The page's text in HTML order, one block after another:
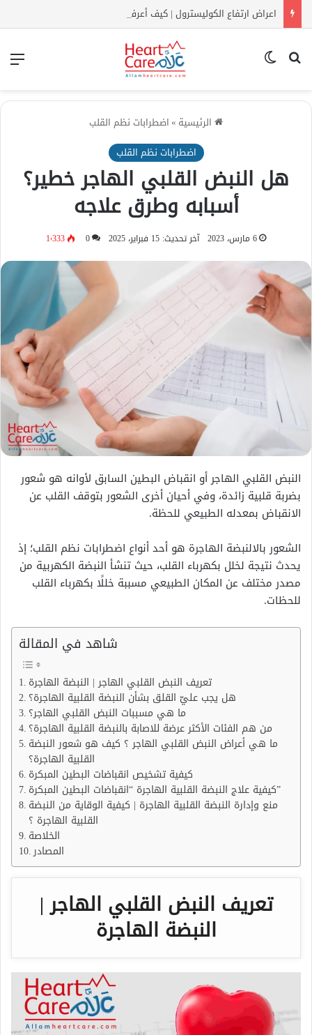
بحث عن
الرئيسية »اضطرابات نظم القلب
اضطرابات نظم القلب
هل النبض القلبي الهاجر خطير؟
أسبابه وطرق علاجه
6 مارس، 2023 آخر تحديث: 15 فبراير، 2025 0 1٬333
النبض القلبي الهاجر أو انقباض البطين السابق لأوانه هو شعور
بضربة قلبية زائدة، وفي أحيان أخرى الشعور بتوقف القلب عن
الانقباض بمعدله الطبيعي للحظة.
الشعور بالالنبضة الهاجرة هو أحد أنواع اضطرابات نظم القلب؛ إذ
يحدث نتيجة لخلل بكهرباء القلب، حيث تنشأ النبضة الكهربية من
مصدر مختلف عن المكان الطبيعي مسببة خللًا بكهرباء القلب
للحظات.
شاهد في المقالة
تعريف النبض القلبي الهاجر | النبضة الهاجرة
هل يجب عليّ القلق بشأن النبضة القلبية الهاجرة؟
ما هي مسببات النبض القلبي الهاجر؟
من هم الفئات الأكثر عرضة للاصابة بالنبضة القلبية الهاجرة؟
ما هي أعراض النبض القلبي الهاجر ؟ كيف هو شعور النبضة
القلبية الهاجرة؟
كيفية تشخيص انقباضات البطين المبكرة
كيفية علاج النبضة القلبية الهاجرة “انقباضات البطين المبكرة”
منع وإدارة النبضة القلبية الهاجرة | كيفية الوقاية من النبضة
القلبية الهاجرة ؟
الخلاصة
المصادر
تعريف النبض القلبي الهاجر |
النبضة الهاجرة